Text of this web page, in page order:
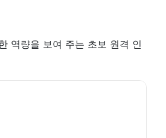
역량을 보여 주는 초보 원격 인